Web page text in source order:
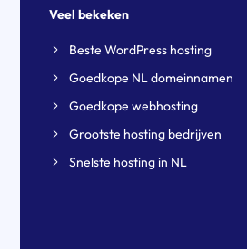
Veel bekeken
Beste WordPress hosting
Goedkope NL domeinnamen
Goedkope webhosting
Grootste hosting bedrijven
Snelste hosting in NL